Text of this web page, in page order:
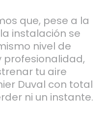
que, pese a la
instalación se
nivel de
profesionalidad,
tu aire
Duval con total
ni un instante.